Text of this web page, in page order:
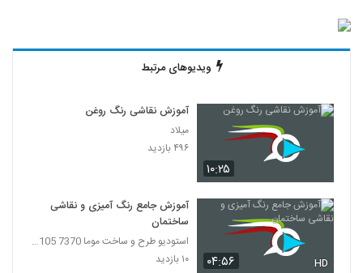
ویدیوهای مرتبط
۱۰:۲۵
آموزش نقاشی رنگ روغن
میلاد
۴۹۶ بازدید
۰۴:۵۶ HD
آموزش جامع رنگ آمیزی و نقاشی
ساختمان
استودیو طرح و ساخت موما 7370 7105-021
۱۰ بازدید